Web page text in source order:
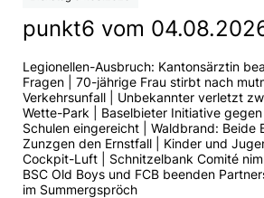
punkt6 vom
Legionellen-Ausbruch: Kantonsärztin
Fragen | 70-jährige Frau stirbt nach
Verkehrsunfall | Unbekannter verletzt
Wette-Park | Baselbieter Initiative
Schulen eingereicht | Waldbrand: Beide
Zunzgen den Ernstfall | Kinder und
Cockpit-Luft | Schnitzelbank Comité
BSC Old Boys und FCB beenden
im Summergspröch